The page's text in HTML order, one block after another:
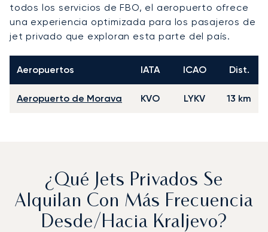
todos los servicios de FBO, el aeropuerto ofrece
una experiencia optimizada para los pasajeros de
jet privado que exploran esta parte del país.
Aeropuertos IATA ICAO Dist.
Aeropuerto de Morava KVO LYKV 13 km
¿Qué Jets Privados Se
Alquilan Con Más Frecuencia
Desde/hacia Kraljevo?